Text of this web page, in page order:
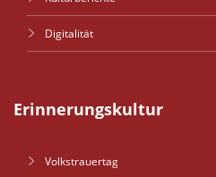
Digitalität
Erinnerungskultur
Volkstrauertag